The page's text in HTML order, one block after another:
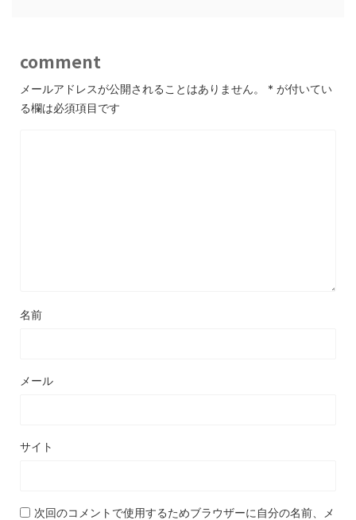
comment
メールアドレスが公開されることはありません。 * が付いてい
る欄は必須項目です
名前
メール
サイト
次回のコメントで使用するためブラウザーに自分の名前、メ